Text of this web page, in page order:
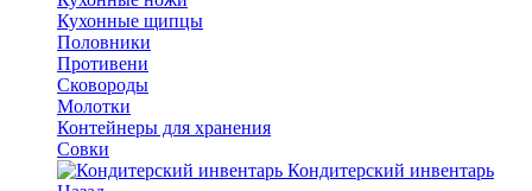
Кухонные щипцы
Половники
Противени
Сковороды
Молотки
Контейнеры для хранения
Совки
Кондитерский инвентарь